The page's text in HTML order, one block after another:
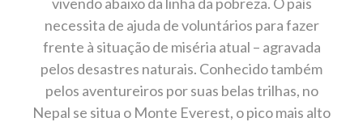
necessita de ajuda de voluntários para fazer
frente à situação de miséria atual – agravada
pelos desastres naturais. Conhecido também
pelos aventureiros por suas belas trilhas, no
Nepal se situa o Monte Everest, o pico mais alto